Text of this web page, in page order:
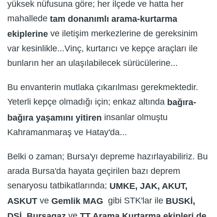
yüksek nüfusuna göre; her ilçede ve hatta her
mahallede tam donanımlı arama-kurtarma
ekiplerine ve iletişim merkezlerine de gereksinim
var kesinlikle...Vinç, kurtarıcı ve kepçe araçları ile
bunların her an ulaşılabilecek sürücülerine...
Bu envanterin mutlaka çıkarılması gerekmektedir.
Yeterli kepçe olmadığı için; enkaz altında bağıra-
bağıra yaşamını yitiren insanlar olmuştu
Kahramanmaraş ve Hatay'da...
Belki o zaman; Bursa'yı depreme hazırlayabiliriz. Bu
arada Bursa'da hayata geçirilen bazı deprem
senaryosu tatbikatlarında; UMKE, JAK, AKUT,
ASKUT ve Gemlik MAG gibi STK'lar ile BUSKİ,